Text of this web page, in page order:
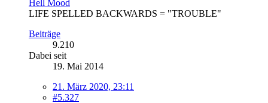
Hell Mood
LIFE SPELLED BACKWARDS = "TROUBLE"
Beiträge
9.210
Dabei seit
19. Mai 2014
21. März 2020, 23:11
#5.327